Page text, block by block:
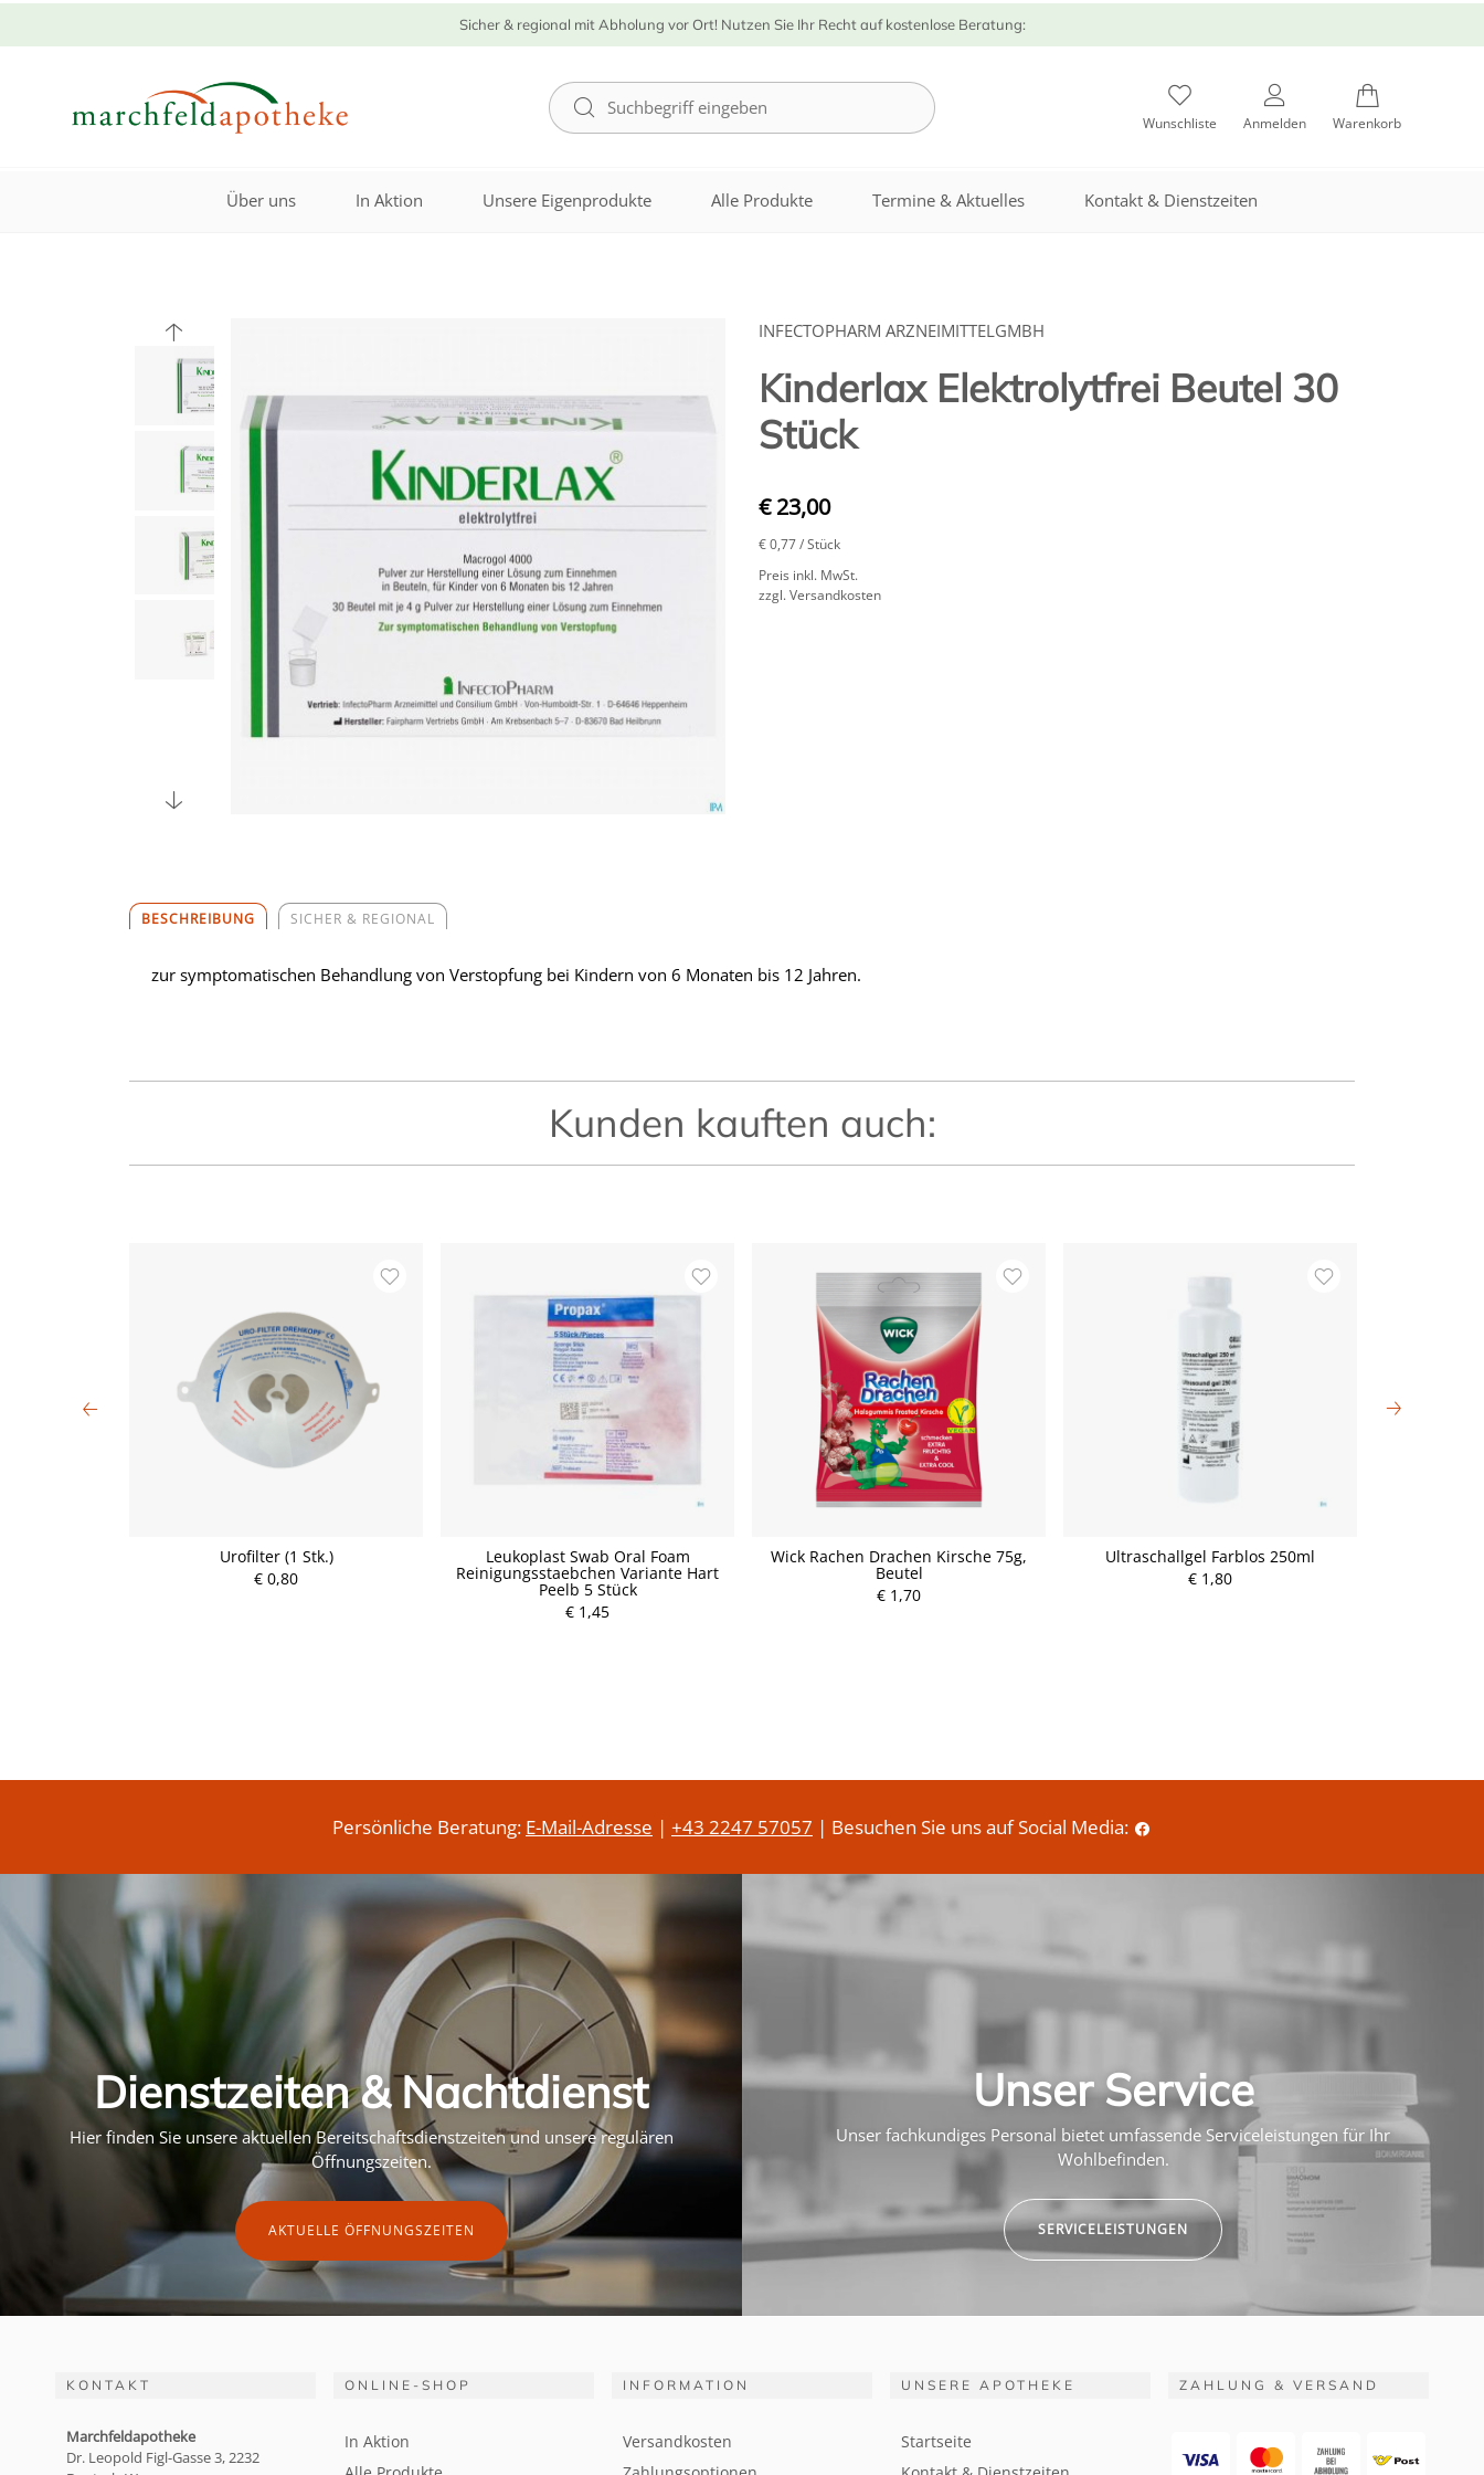
Sicher & regional mit Abholung vor Ort! Nutzen Sie Ihr Recht auf kostenlose Beratung:
Wunschliste Anmelden Warenkorb
Über uns In Aktion Unsere Eigenprodukte Alle Produkte Termine & Aktuelles Kontakt & Dienstzeiten
INFECTOPHARM ARZNEIMITTELGMBH
Kinderlax Elektrolytfrei Beutel 30
Stück
€ 23,00
€ 0,77/ Stück
Preis inkl. MwSt.
zzgl. Versandkosten
BESCHREIBUNG SICHER & REGIONAL
zur symptomatischen Behandlung von Verstopfung bei Kindern von 6 Monaten bis 12 Jahren.
Kunden kauften auch:
Urofilter (1 Stk.)
€ 0,80
Leukoplast Swab Oral Foam
Reinigungsstaebchen Variante Hart
Peelb 5 Stück
€ 1,45
Wick Rachen Drachen Kirsche 75g,
Beutel
€ 1,70
Ultraschallgel Farblos 250ml
€ 1,80
P
r
P
Persönliche Beratung: E-Mail-Adresse | +43 2247 57057 | Besuchen Sie uns auf Social Media:
Dienstzeiten & Nachtdienst
Hier finden Sie unsere aktuellen Bereitschaftsdienstzeiten und unsere regulären
Öffnungszeiten.
AKTUELLE ÖFFNUNGSZEITEN
Unser Service
Unser fachkundiges Personal bietet umfassende Serviceleistungen für Ihr
Wohlbefinden.
SERVICELEISTUNGEN
KONTAKT
Marchfeldapotheke
Dr. Leopold Figl-Gasse 3, 2232
ONLINE-SHOP
In Aktion
INFORMATION
Versandkosten
UNSERE APOTHEKE
Startseite
ZAHLUNG & VERSAND